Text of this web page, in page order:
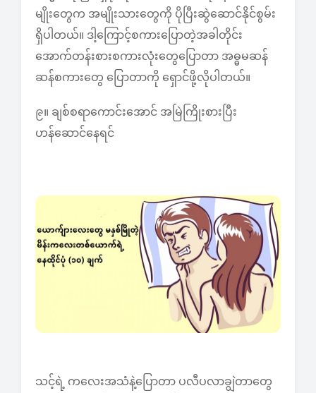
မျိုးတွေက အမျိုးသားတွေကို ပိုပြီးဆွဲဆောင်နိုင်စွမ်း
ရှိပါတယ်။ ဒါ့ကြောင့်စကားပြောတဲ့အခါတိုင်း
အောက်တန်းစားစကားလုံးတွေပြောတာ အဓ္ဓမဆန်
ဆန်စကားတွေ ပြောတာကို ရှောင်ဖို့လိုပါတယ်။
၉။ ချစ်စရာကောင်းအောင် အမြဲကြိုးစားပြီး
ဟန်ဆောင်နေရင်
သင့်ရဲ့ ကလေးအသံနဲ့ပြောတာ ပလီပလာချွဲတာတွေ